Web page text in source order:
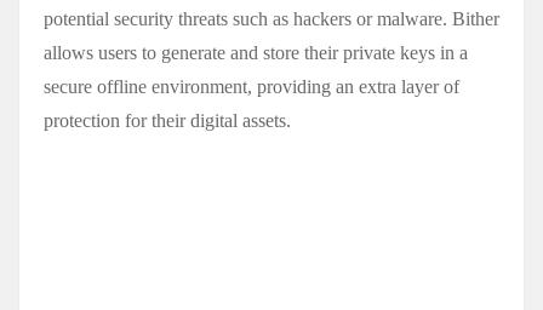
potential security threats such as hackers or malware. Bither
allows users to generate and store their private keys in a
secure offline environment, providing an extra layer of
protection for their digital assets.